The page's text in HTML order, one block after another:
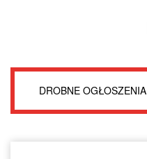
DROBNE OGŁOSZENIA